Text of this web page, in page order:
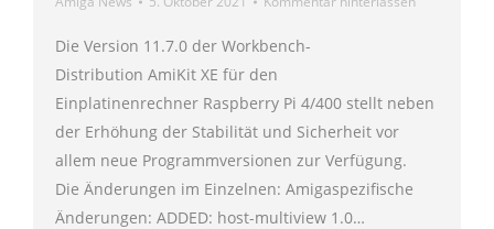
Die Version 11.7.0 der Workbench-
Distribution AmiKit XE für den
Einplatinenrechner Raspberry Pi 4/400 stellt neben
der Erhöhung der Stabilität und Sicherheit vor
allem neue Programmversionen zur Verfügung.
Die Änderungen im Einzelnen: Amigaspezifische
Änderungen: ADDED: host-multiview 1.0…